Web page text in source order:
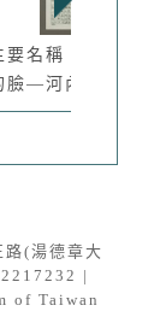
要名稱：城市時間
臉—河內...
(湯德章大
|
of Taiwan